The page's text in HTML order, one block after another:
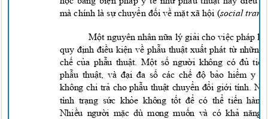
mà chính là sự chuyển đối về mặt xã hội (social
Một nguyên nhân nữa ly giải cho việc pháp
quy định điều kiện về phẫu thuật xuất phát từ
chế của phẫu thuật. Một số người không có đủ
phẫu thuật, và đại đa số các chế độ bảo hiểm y
không chi trả cho phẫu thuật chuyển đổi giới tính.
tình trạng sức khỏe không tốt để có thể tiến
Nhiều người mặc dù mong muốn và có khả